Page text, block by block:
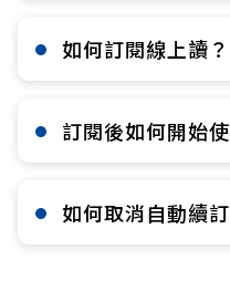
如何訂閱線上讀
訂閱後如何開始
如何取消自動續訂